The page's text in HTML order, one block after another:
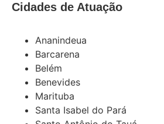
Cidades de Atuação
Ananindeua
Barcarena
Belém
Benevides
Marituba
Santa Isabel do Pará